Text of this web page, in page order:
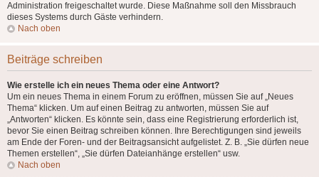
Administration freigeschaltet wurde. Diese Maßnahme soll den Missbrauch
dieses Systems durch Gäste verhindern.
Nach oben
Beiträge schreiben
Wie erstelle ich ein neues Thema oder eine Antwort?
Um ein neues Thema in einem Forum zu eröffnen, müssen Sie auf „Neues
Thema“ klicken. Um auf einen Beitrag zu antworten, müssen Sie auf
„Antworten“ klicken. Es könnte sein, dass eine Registrierung erforderlich ist,
bevor Sie einen Beitrag schreiben können. Ihre Berechtigungen sind jeweils
am Ende der Foren- und der Beitragsansicht aufgelistet. Z. B. „Sie dürfen neue
Themen erstellen“, „Sie dürfen Dateianhänge erstellen“ usw.
Nach oben